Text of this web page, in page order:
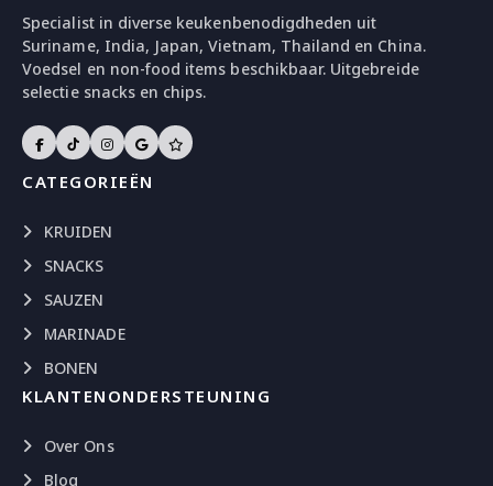
Specialist in diverse keukenbenodigdheden uit
Suriname, India, Japan, Vietnam, Thailand en China.
Voedsel en non-food items beschikbaar. Uitgebreide
selectie snacks en chips.
CATEGORIEËN
KRUIDEN
SNACKS
SAUZEN
MARINADE
BONEN
KLANTENONDERSTEUNING
Over Ons
Blog